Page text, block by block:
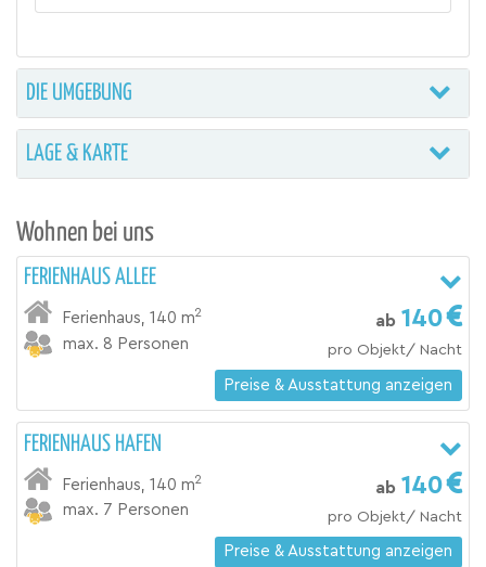
DIE UMGEBUNG
LAGE & KARTE
Wohnen bei uns
FERIENHAUS ALLEE
Ferienhaus,140 m2
max. 8 Personen
ab 140
pro Objekt/ Nacht
Preise & Ausstattung anzeigen
FERIENHAUS HAFEN
Ferienhaus ,140 m2
max. 7 Personen
ab 140
pro Objekt/ Nacht
Preise & Ausstattung anzeigen